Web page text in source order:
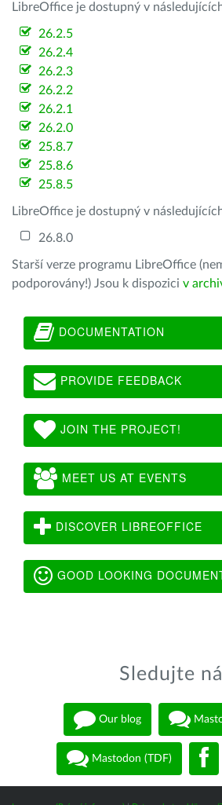
LibreOffice je dostupný v
26.2.5
26.2.4
26.2.3
26.2.2
26.2.1
26.2.0
25.8.7
25.8.6
25.8.5
LibreOffice je dostupný v
26.8.0
Starší verze programu LibreOffice
podporovány!) Jsou k dispozici v
DOCUMENTATION
PROVIDE FEEDBACK
JOIN THE PROJECT!
MEET US AT EVENTS
DISCOVER LIBREOFFICE
GOOD LOOKING
Sledujte
Our blog
Mastodon (TDF)